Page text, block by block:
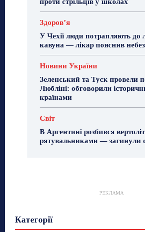
Здоровʼя
У Чехії люди потрапляють до
кавуна — лікар пояснив
Новини України
Зеленський та Туск провели
Любліні: обговорили
країнами
Світ
В Аргентині розбився вертоліт
рятувальниками — загинули
РЕКЛАМА
Категорії